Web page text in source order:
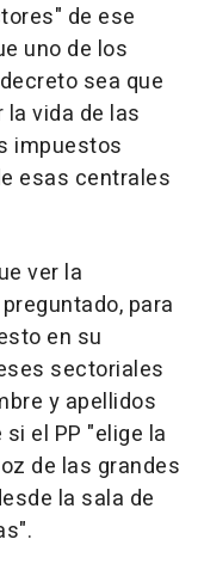
de ese
uno de los
sea que
la vida de las
impuestos
esas centrales
ver la
para
en su
sectoriales
y apellidos
el PP "elige la
de las grandes
la sala de